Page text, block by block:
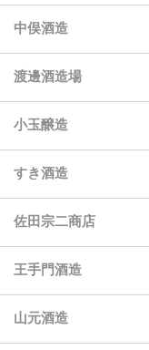
中俣酒造
渡邊酒造場
小玉醸造
すき酒造
佐田宗二商店
王手門酒造
山元酒造